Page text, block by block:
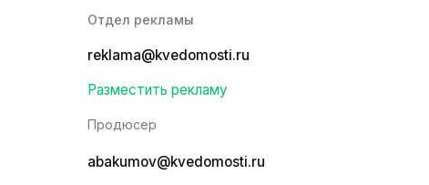
Отдел рекламы
reklama@kvedomosti.ru
Разместить рекламу
Продюсер
abakumov@kvedomosti.ru